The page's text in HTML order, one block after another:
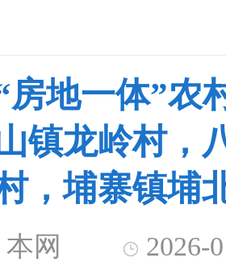
房地一体”农
山镇龙岭村
，埔寨镇埔
本网